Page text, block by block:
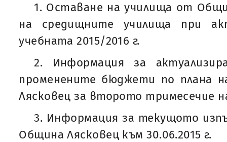
1. Оставане на училища от
на средищните училища при
учебната 2015/2016 г.
2. Информация за
променените бюджети по плана
Лясковец за второто тримесечие
3. Информация за текущото
Община Лясковец към 30.06.2015 г.